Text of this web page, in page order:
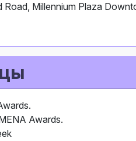
Millennium Plaza
Awards.